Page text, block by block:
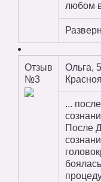
любом
Отзыв
№3
Ольга,
...
После